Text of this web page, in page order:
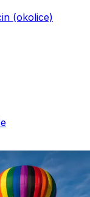
(okolice)